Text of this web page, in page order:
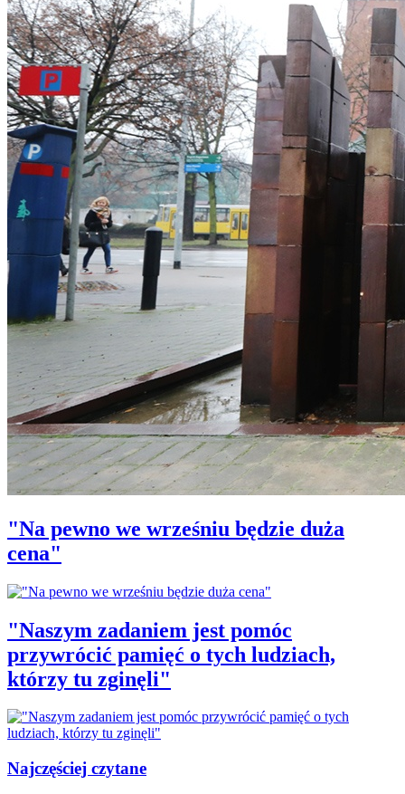
"Na pewno we wrześniu będzie duża
cena"
"Naszym zadaniem jest pomóc
przywrócić pamięć o tych ludziach,
którzy tu zginęli"
Najczęściej czytane